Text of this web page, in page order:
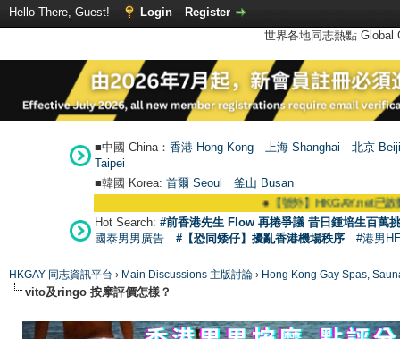
Hello There, Guest! Login
Register
世界各地同志熱點
■中國 China： 香港 Hong Kong 上海 Shanghai
北京
Taipei
■韓國 Korea: 首爾 Seoul 釜山 Busan
【號外】HKGAY.net已啟動自家
Hot Search: #前香港先生 Flow 再捲爭議 昔日鍾培生百萬
國泰男男廣告
#【恐同矮仔】擾亂香港機場秩序 #港男
HKGAY 同志資訊平台 › Main Discussions 主版討論 › Hong Kong Gay Spas,
vito及ringo 按摩評價怎樣？